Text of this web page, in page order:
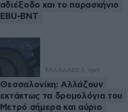
αδιέξοδο και το παρασκήνιο
EBU-BNT
ΕΛΛΑΔΑ20 λ. πριν
Θεσσαλονίκη: Αλλάζουν
εκτάκτως τα δρομολόγια του
Μετρό σήμερα και αύριο